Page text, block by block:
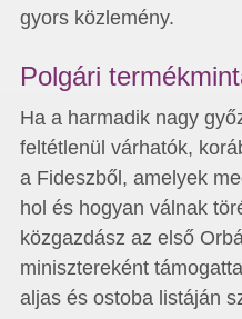
gyors közlemény.
Polgári
Ha a harmadik nagy
feltétlenül várhatók,
a Fideszből, amelyek
hol és hogyan válnak
közgazdász az első
minisztereként
aljas és ostoba listáján